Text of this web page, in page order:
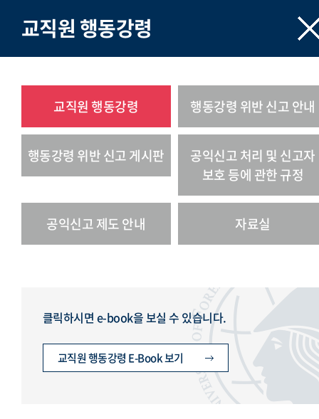
교직원 행동강령
교직원 행동강령 행동강령 위반 신고 안내
행동강령 위반 신고 게시판
공익신고 처리 및 신고자
보호 등에 관한 규정
공익신고 제도 안내 자료실
클릭하시면 e-book을 보실 수 있습니다.
교직원 행동강령 E-Book 보기